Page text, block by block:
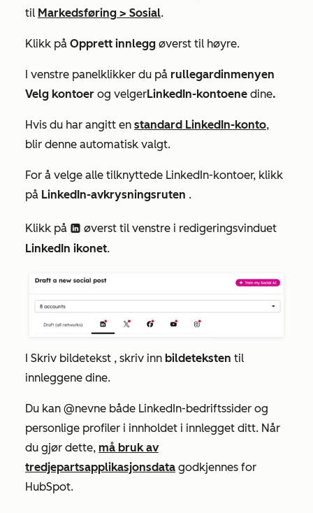
til Markedsføring > Sosial.
Klikk på Opprett innlegg øverst til høyre.
I venstre panelklikker du på rullegardinmenyen
Velg kontoer og velgerLinkedIn-kontoene dine.
Hvis du har angitt en standard LinkedIn-konto,
blir denne automatisk valgt.
For å velge alle tilknyttede LinkedIn-kontoer, klikk
på LinkedIn-avkrysningsruten .
Klikk på socialBlockLinkedin øverst til venstre i redigeringsvinduet
LinkedIn ikonet.
Skriv bildetekst , skriv inn bildeteksten til
innleggene dine.
Du kan @nevne både LinkedIn-bedriftssider og
personlige profiler i innholdet i innlegget ditt. Når
du gjør dette, må bruk av
tredjepartsapplikasjonsdata godkjennes for
HubSpot.